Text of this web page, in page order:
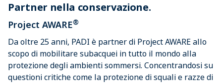
Partner nella conservazione.
Project AWARE®
Da oltre 25 anni, PADI è partner di Project AWARE allo
scopo di mobilitare subacquei in tutto il mondo alla
protezione degli ambienti sommersi. Concentrandosi su
questioni critiche come la protezione di squali e razze di